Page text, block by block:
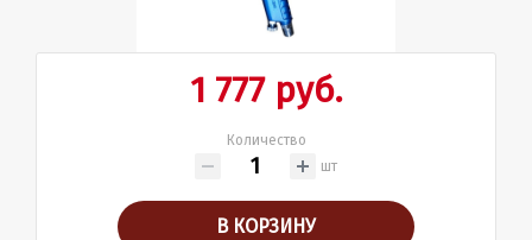
1 777 руб.
Количество
шт
В КОРЗИНУ